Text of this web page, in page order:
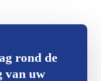
rond de
van uw